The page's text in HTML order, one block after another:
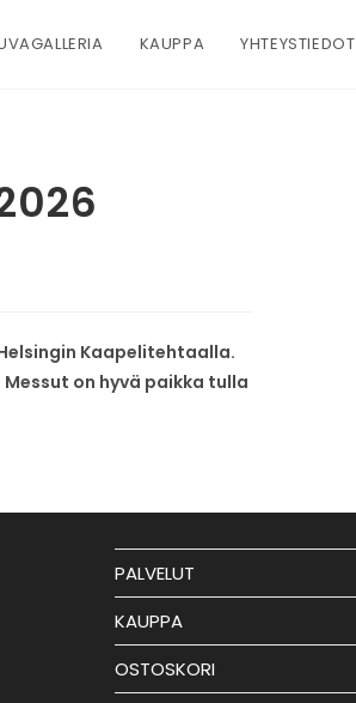
KAUPPA YHTEYSTIEDOT
Kaapelitehtaalla.
on hyvä paikka tulla
PALVELUT
KAUPPA
OSTOSKORI